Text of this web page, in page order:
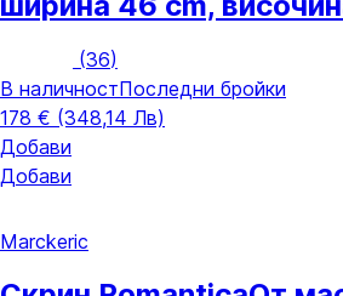
(36)
В наличностПоследни бройки
178 € (348,14 Лв)
Добави
Добави
Marckeric